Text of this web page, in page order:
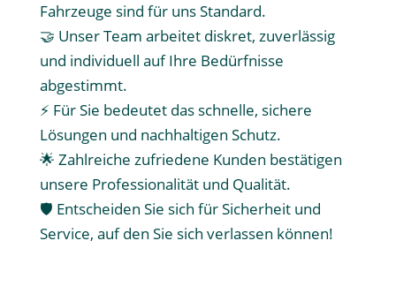
Fahrzeuge sind für uns Standard.
🤝 Unser Team arbeitet diskret, zuverlässig
und individuell auf Ihre Bedürfnisse
abgestimmt.
⚡ Für Sie bedeutet das schnelle, sichere
Lösungen und nachhaltigen Schutz.
🌟 Zahlreiche zufriedene Kunden bestätigen
unsere Professionalität und Qualität.
🛡️ Entscheiden Sie sich für Sicherheit und
Service, auf den Sie sich verlassen können!